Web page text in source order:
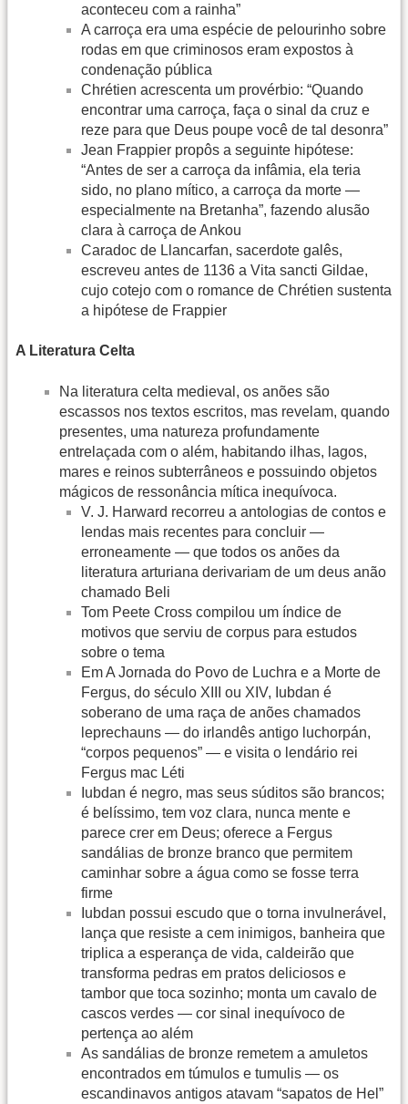
aconteceu com a rainha”
A carroça era uma espécie de pelourinho sobre
rodas em que criminosos eram expostos à
condenação pública
Chrétien acrescenta um provérbio: “Quando
encontrar uma carroça, faça o sinal da cruz e
reze para que Deus poupe você de tal desonra”
Jean Frappier propôs a seguinte hipótese:
“Antes de ser a carroça da infâmia, ela teria
sido, no plano mítico, a carroça da morte —
especialmente na Bretanha”, fazendo alusão
clara à carroça de Ankou
Caradoc de Llancarfan, sacerdote galês,
escreveu antes de 1136 a Vita sancti Gildae,
cujo cotejo com o romance de Chrétien sustenta
a hipótese de Frappier
A Literatura Celta
Na literatura celta medieval, os anões são
escassos nos textos escritos, mas revelam, quando
presentes, uma natureza profundamente
entrelaçada com o além, habitando ilhas, lagos,
mares e reinos subterrâneos e possuindo objetos
mágicos de ressonância mítica inequívoca.
V. J. Harward recorreu a antologias de contos e
lendas mais recentes para concluir —
erroneamente — que todos os anões da
literatura arturiana derivariam de um deus anão
chamado Beli
Tom Peete Cross compilou um índice de
motivos que serviu de corpus para estudos
sobre o tema
Em A Jornada do Povo de Luchra e a Morte de
Fergus, do século XIII ou XIV, Iubdan é
soberano de uma raça de anões chamados
leprechauns — do irlandês antigo luchorpán,
“corpos pequenos” — e visita o lendário rei
Fergus mac Léti
Iubdan é negro, mas seus súditos são brancos;
é belíssimo, tem voz clara, nunca mente e
parece crer em Deus; oferece a Fergus
sandálias de bronze branco que permitem
caminhar sobre a água como se fosse terra
firme
Iubdan possui escudo que o torna invulnerável,
lança que resiste a cem inimigos, banheira que
triplica a esperança de vida, caldeirão que
transforma pedras em pratos deliciosos e
tambor que toca sozinho; monta um cavalo de
cascos verdes — cor sinal inequívoco de
pertença ao além
As sandálias de bronze remetem a amuletos
encontrados em túmulos e tumulis — os
escandinavos antigos atavam “sapatos de Hel”